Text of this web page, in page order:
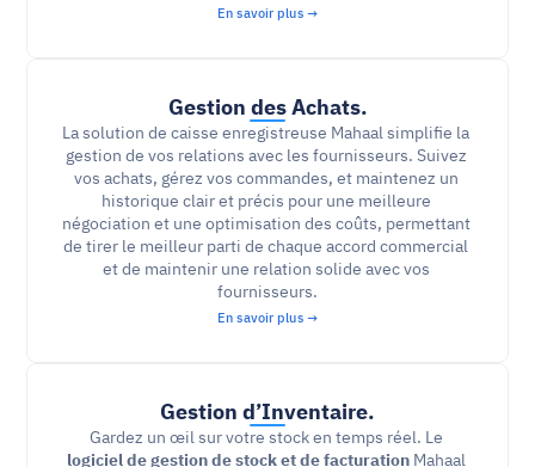
En savoir plus →
Gestion des Achats.
La solution de caisse enregistreuse Mahaal simplifie la
gestion de vos relations avec les fournisseurs. Suivez
vos achats, gérez vos commandes, et maintenez un
historique clair et précis pour une meilleure
négociation et une optimisation des coûts, permettant
de tirer le meilleur parti de chaque accord commercial
et de maintenir une relation solide avec vos
fournisseurs.
En savoir plus →
Gestion d’Inventaire.
logiciel de gestion de stock et de facturation Mahaal